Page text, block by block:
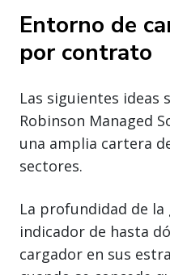
Entorno de
por contrato
Las siguientes ideas
Robinson Managed
una amplia cartera
sectores.
La profundidad de la
indicador de hasta
cargador en sus